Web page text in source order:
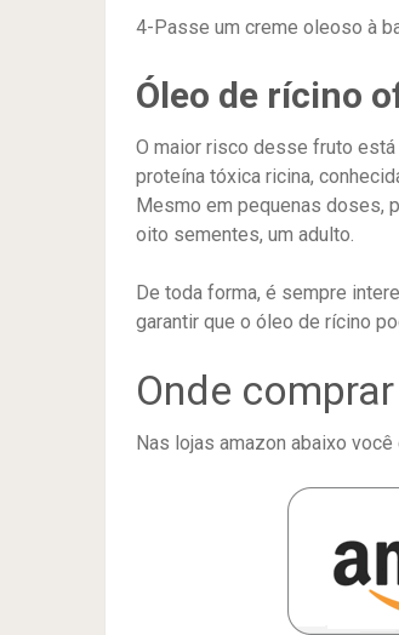
4-Passe um creme oleoso à
Óleo de rícino
O maior risco desse fruto
proteína tóxica ricina,
Mesmo em pequenas doses,
oito sementes, um adulto.
De toda forma, é sempre
garantir que o óleo de rícino
Onde
Nas lojas amazon abaixo